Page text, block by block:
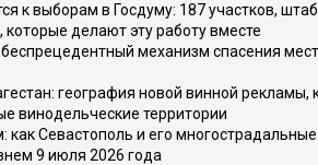
к выборам в Госдуму: 187 участков, штаб
делают эту работу вместе
механизм спасения
география новой винной рекламы,
винодельческие территории
как Севастополь и его
9 июля 2026 года